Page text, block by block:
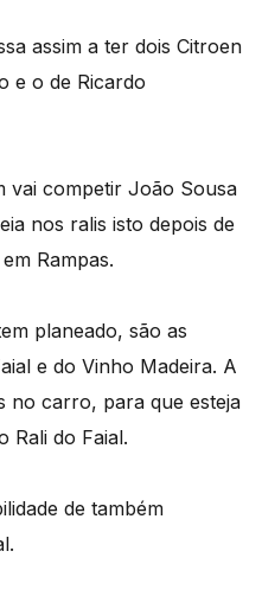
assim a ter dois Citroen
e o de Ricardo
vai competir João Sousa
nos ralis isto depois de
Rampas.
planeado, são as
e do Vinho Madeira. A
no carro, para que esteja
Rali do Faial.
de também